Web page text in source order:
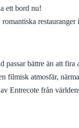
ett bord nu!
passar bättre än att
filmisk atmosfär,
Entrecote från